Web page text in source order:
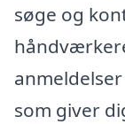
søge og
som giver